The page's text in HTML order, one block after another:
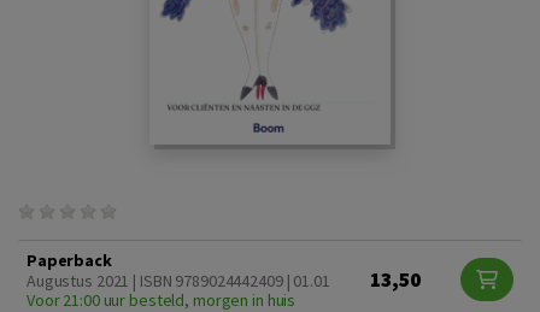
Paperback
Augustus 2021 | ISBN 9789024442409 | 01.01
Voor 21:00 uur besteld, morgen in huis
13,50